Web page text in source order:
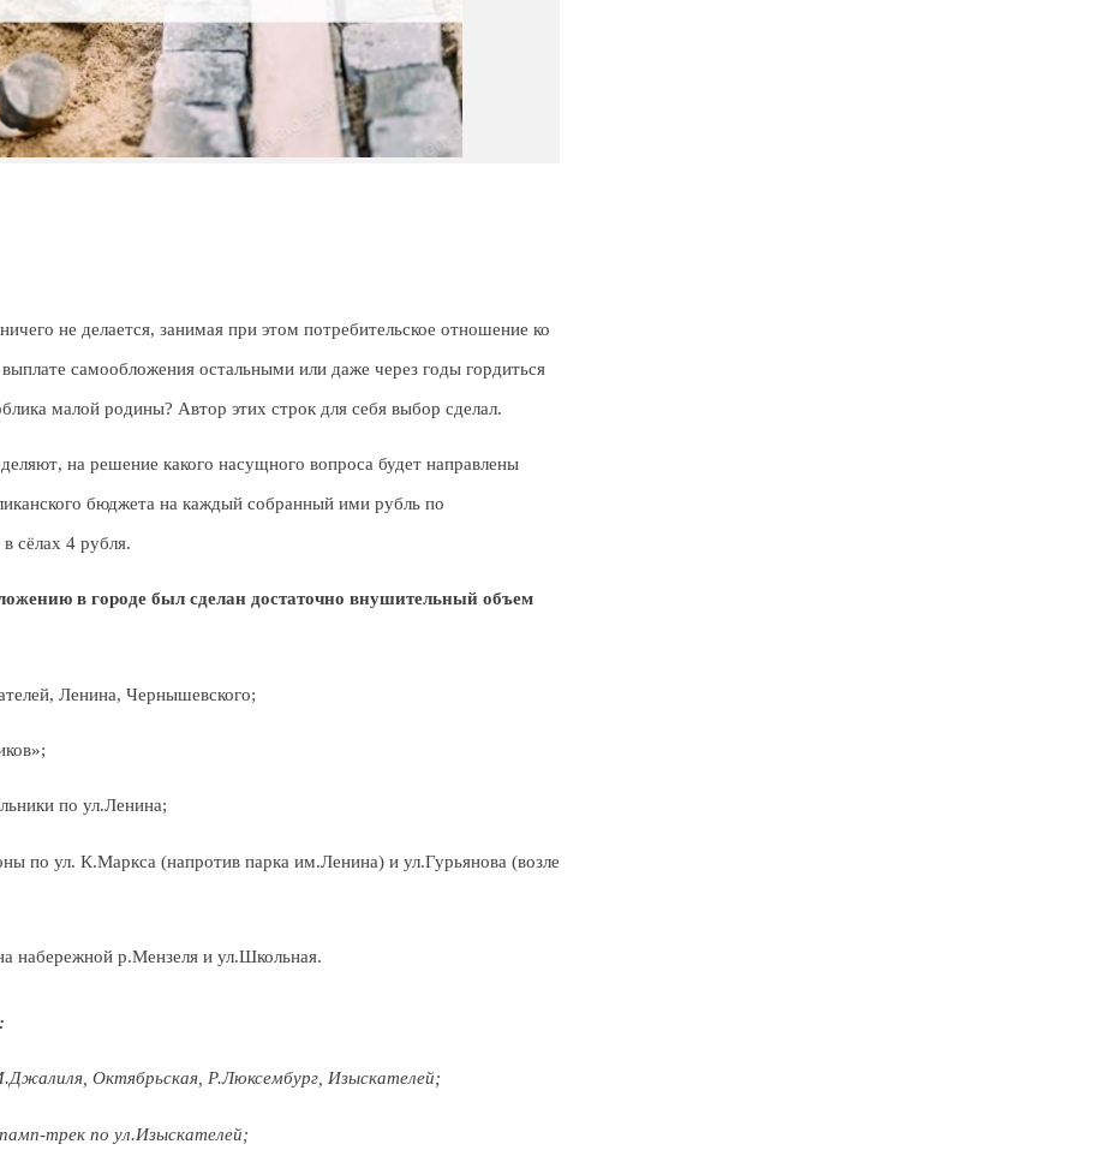
не делается, занимая при этом потребительское отношение ко
самообложения остальными или даже через годы гордиться
малой родины? Автор этих строк для себя выбор сделал.
, на решение какого насущного вопроса будет направлены
бюджета на каждый собранный ими рубль по
сёлах 4 рубля.
в городе был сделан достаточно внушительный объем
Ленина, Чернышевского;
по ул.Ленина;
по ул. К.Маркса (напротив парка им.Ленина) и ул.Гурьянова (возле
набережной р.Мензеля и ул.Школьная.
Октябрьская, Р.Люксембург, Изыскателей;
трек по ул.Изыскателей;